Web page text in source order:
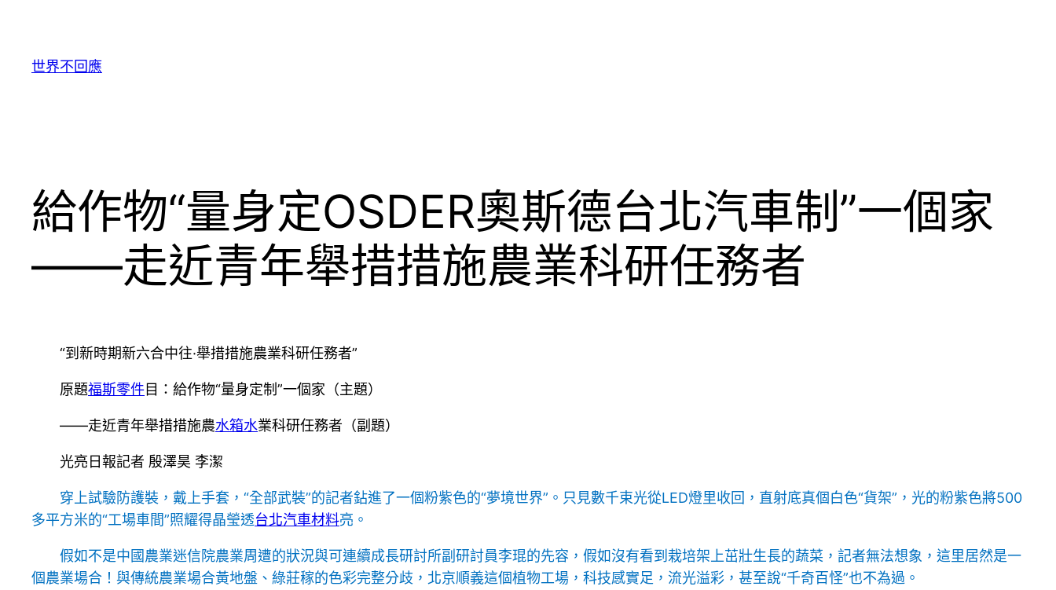
世界不回應
給作物“量身定OSDER奧斯德台北汽車制”一個家
——走近青年舉措措施農業科研任務者
“到新時期新六合中往·舉措措施農業科研任務者”
原題福斯零件目：給作物“量身定制”一個家（主題）
——走近青年舉措措施農水箱水業科研任務者（副題）
光亮日報記者 殷澤昊 李潔
穿上試驗防護裝，戴上手套，“全部武裝”的記者鉆進了一個粉紫色的“夢境世界”。只見數千束光從LED燈里收回，直射底真個白色“貨架”，光的粉紫色將500
多平方米的“工場車間”照耀得晶瑩透台北汽車材料亮。
假如不是中國農業迷信院農業周遭的狀況與可連續成長研討所副研討員李琨的先容，假如沒有看到栽培架上茁壯生長的蔬菜，記者無法想象，這里居然是一
個農業場合！與傳統農業場合黃地盤、綠莊稼的色彩完整分歧，北京順義這個植物工場，科技感實足，流光溢彩，甚至說“千奇百怪”也不為過。